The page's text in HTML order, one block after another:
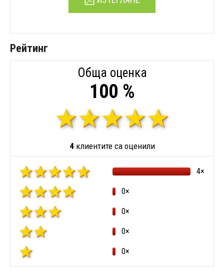
Рейтинг
Обща оценка
100 %
4клиентите са оценили
4×
0×
0×
0×
0×